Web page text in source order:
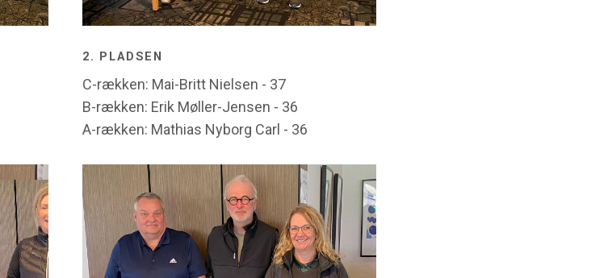
2. PLADSEN
C-rækken: Mai-Britt Nielsen - 37
B-rækken: Erik Møller-Jensen - 36
A-rækken: Mathias Nyborg Carl - 36